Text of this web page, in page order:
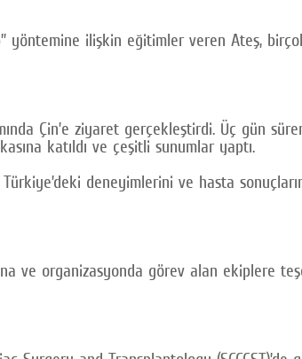
yöntemine ilişkin eğitimler veren Ateş,
Çin’e ziyaret gerçekleştirdi. Üç gün
katıldı ve çeşitli sunumlar yaptı.
deneyimlerini ve hasta
ve organizasyonda görev alan ekiplere